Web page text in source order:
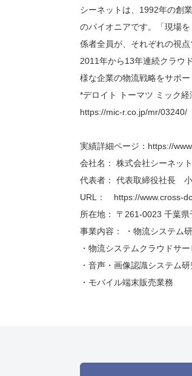
シーネットは、1992年の創
のパイオニアです。「現場
係者全員が、それぞれの視
2011年から13年連続クラウ
様な企業の物流戦略をサポー
*デロイト トーマツ ミック
https://mic-r.co.jp/mr/03240/
実績詳細ページ：https://
会社名： 株式会社シーネッ
代表者： 代表取締役社長
URL： https://www.cross-
所在地： 〒261-0023 千葉
事業内容： ・物流システム
・物流システムクラウドサ
・音声・画像認識システム
・モバイル端末販売業務